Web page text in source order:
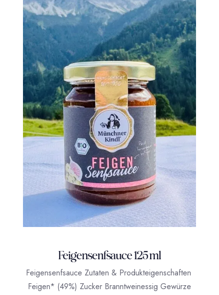
Feigensenfsauce 125 ml
Feigensenfsauce Zutaten & Produkteigenschaften
Feigen* (49%) Zucker Branntweinessig Gewürze